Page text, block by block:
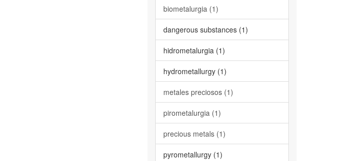
biometalurgia (1)
dangerous substances (1)
hidrometalurgia (1)
hydrometallurgy (1)
metales preciosos (1)
pirometalurgia (1)
precious metals (1)
pyrometallurgy (1)